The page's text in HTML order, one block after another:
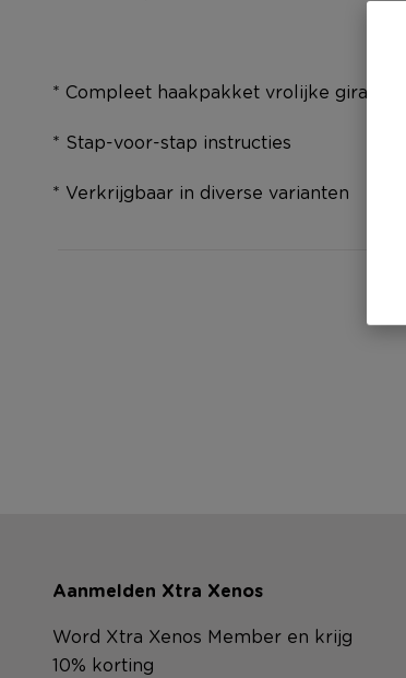
* Compleet haakpakket vrolijke giraf
* Stap-voor-stap instructies
* Verkrijgbaar in diverse varianten
Aanmelden Xtra Xenos
Word Xtra Xenos Member en krijg
10% korting